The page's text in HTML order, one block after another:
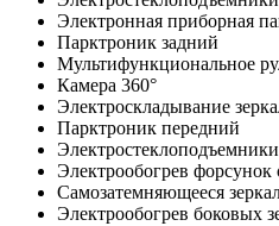
Электронная приборная
Парктроник задний
Мультифункциональное
Камера 360°
Электроскладывание
Парктроник передний
Электрообогрев форсунок
Самозатемняющееся
Электрообогрев боковых